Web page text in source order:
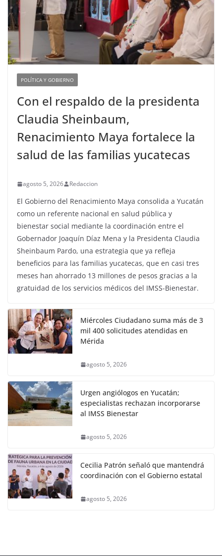
POLÍTICA Y GOBIERNO
Con el respaldo de la presidenta
Claudia Sheinbaum,
Renacimiento Maya fortalece la
salud de las familias yucatecas
agosto 5, 2026 Redaccion
El Gobierno del Renacimiento Maya consolida a Yucatán
como un referente nacional en salud pública y
bienestar social mediante la coordinación entre el
Gobernador Joaquín Díaz Mena y la Presidenta Claudia
Sheinbaum Pardo, una estrategia que ya refleja
beneficios para las familias yucatecas, que en casi tres
meses han ahorrado 13 millones de pesos gracias a la
gratuidad de los servicios médicos del IMSS-Bienestar.
Miércoles Ciudadano suma más de 3
mil 400 solicitudes atendidas en
Mérida
agosto 5, 2026
Urgen angiólogos en Yucatán;
especialistas rechazan incorporarse
al IMSS Bienestar
agosto 5, 2026
Cecilia Patrón señaló que mantendrá
coordinación con el Gobierno estatal
agosto 5, 2026